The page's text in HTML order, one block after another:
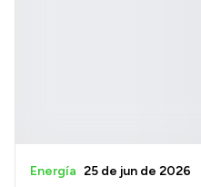
Energía 25 de jun de 2026